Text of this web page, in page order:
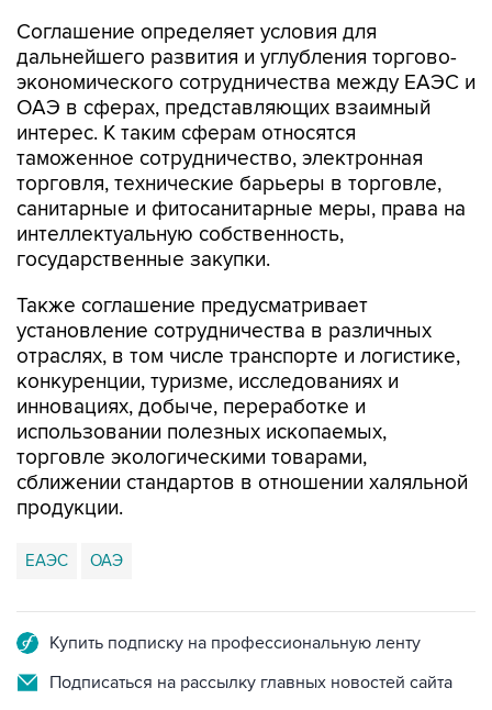
Соглашение определяет условия для
дальнейшего развития и углубления торгово-
экономического сотрудничества между ЕАЭС и
ОАЭ в сферах, представляющих взаимный
интерес. К таким сферам относятся
таможенное сотрудничество, электронная
торговля, технические барьеры в торговле,
санитарные и фитосанитарные меры, права на
интеллектуальную собственность,
государственные закупки.
Также соглашение предусматривает
установление сотрудничества в различных
отраслях, в том числе транспорте и логистике,
конкуренции, туризме, исследованиях и
инновациях, добыче, переработке и
использовании полезных ископаемых,
торговле экологическими товарами,
сближении стандартов в отношении халяльной
продукции.
ЕАЭС ОАЭ
Купить подписку на профессиональную ленту
Подписаться на рассылку главных новостей сайта